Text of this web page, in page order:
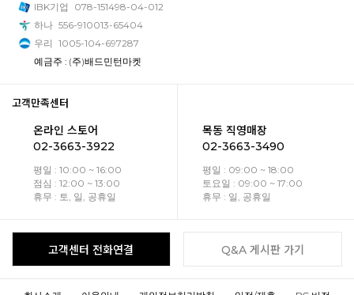
IBK기업
078-151498-04-012
하나 556-910013-65404
우리 1005-104-697287
예금주 : (주)배드민턴마켓
고객만족센터
온라인 스토어
02-3663-3922
평일 : 10:00 ~ 16:00
점심 : 12:00 ~ 13:00
휴무 : 토, 일, 공휴일
목동 직영매장
02-3663-3490
평일 : 09:00 ~ 18:00
토요일 : 09:00 ~ 17:00
휴무 : 일, 공휴일
고객센터 전화연결 Q&A 게시판 가기